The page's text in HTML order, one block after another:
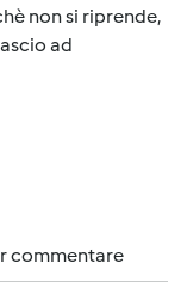
non si riprende,
ad
commentare